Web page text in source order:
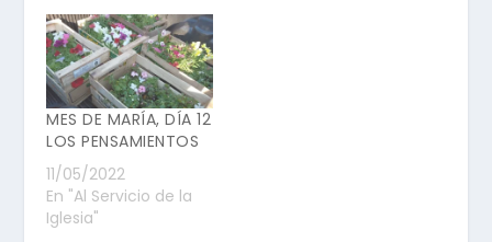
MES DE MARÍA, DÍA 12
LOS PENSAMIENTOS
11/05/2022
En "Al Servicio de la
Iglesia"